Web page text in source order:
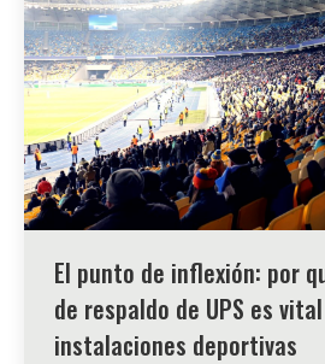
El punto de inflexión: por
de respaldo de UPS es
instalaciones deportivas